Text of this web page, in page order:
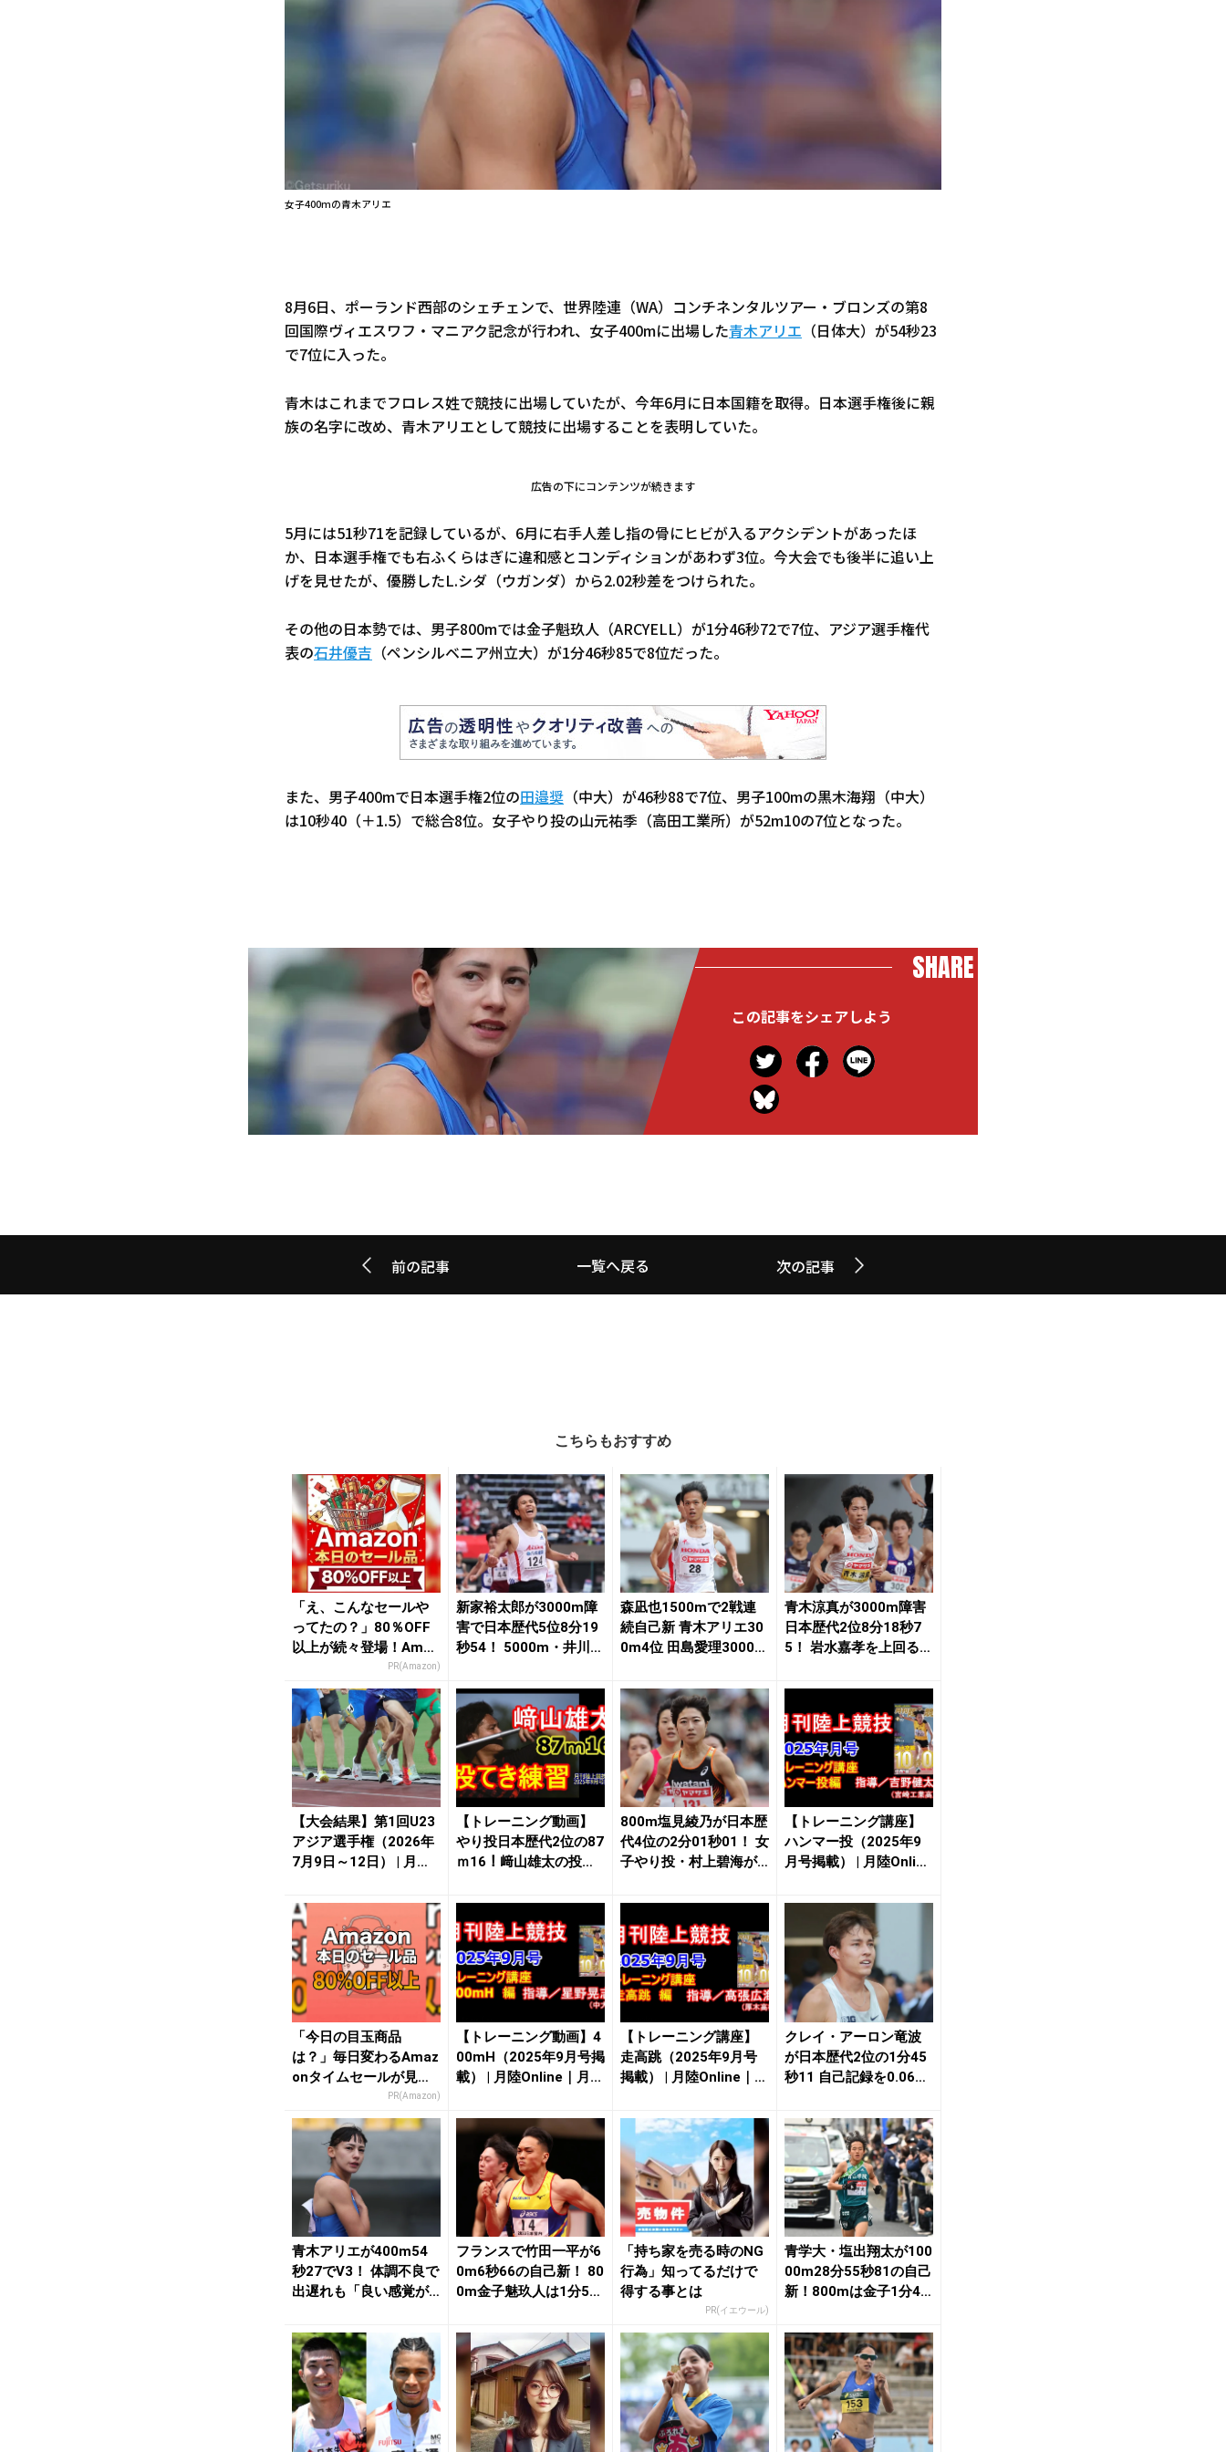
女子400mの青木アリエ
8月6日、ポーランド西部のシェチェンで、世界陸連（WA）コンチネンタルツアー・ブロンズの第8
回国際ヴィエスワフ・マニアク記念が行われ、女子400mに出場した青木アリエ （日体大）が54秒23
で7位に入った。
青木はこれまでフロレス姓で競技に出場していたが、今年6月に日本国籍を取得。日本選手権後に親
族の名字に改め、青木アリエとして競技に出場することを表明していた。
広告の下にコンテンツが続きます
5月には51秒71を記録しているが、6月に右手人差し指の骨にヒビが入るアクシデントがあったほ
か、日本選手権でも右ふくらはぎに違和感とコンディションがあわず3位。今大会でも後半に追い上
げを見せたが、優勝したL.シダ（ウガンダ）から2.02秒差をつけられた。
その他の日本勢では、男子800mでは金子魁玖人（ARCYELL）が1分46秒72で7位、アジア選手権代
表の石井優吉 （ペンシルベニア州立大）が1分46秒85で8位だった。
また、男子400mで日本選手権2位の 田邉奨 （中大）が46秒88で7位、男子100mの黒木海翔（中大）
は10秒40（＋1.5）で総合8位。女子やり投の山元祐季（高田工業所）が52m10の7位となった。
SHARE
この記事をシェアしよう
前の記事 一覧へ戻る 次の記事
こちらもおすすめ
「え、こんなセールや
ってたの？」80％OFF
以上が続々登場！Amaz
PR(Amazon)
新家裕太郎が3000m障
害で日本歴代5位8分19
秒54！ 5000m・井川龍
森凪也1500mで2戦連
続自己新 青木アリエ30
0m4位 田島愛理3000m
青木涼真が3000m障害
日本歴代2位8分18秒7
5！ 岩水嘉孝を上回る／
【大会結果】第1回U23
アジア選手権（2026年
7月9日～12日） | 月陸O
【トレーニング動画】
やり投日本歴代2位の87
ｍ16！﨑山雄太の投て
800m塩見綾乃が日本歴
代4位の2分01秒01！ 女
子やり投・村上碧海が
【トレーニング講座】
ハンマー投（2025年9
月号掲載） | 月陸Online
「今日の目玉商品
は？」毎日変わるAmaz
onタイムセールが見逃
PR(Amazon)
【トレーニング動画】4
00mH（2025年9月号掲
載） | 月陸Online｜月...
【トレーニング講座】
走高跳（2025年9月号
掲載） | 月陸Online｜月
クレイ・アーロン竜波
が日本歴代2位の1分45
秒11 自己記録を0.06秒
青木アリエが400m54
秒27でV3！ 体調不良で
出遅れも「良い感覚が
フランスで竹田一平が6
0m6秒66の自己新！ 80
0m金子魅玖人は1分50
「持ち家を売る時のNG
行為」知ってるだけで
得する事とは
PR(イエウール)
青学大・塩出翔太が100
00m28分55秒81の自己
新！800mは金子1分46